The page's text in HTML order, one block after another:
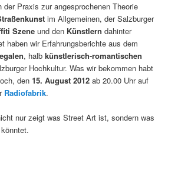
der Praxis zur angesprochenen Theorie
im Allgemeinen, der Salzburger
Szene und den Künstlern dahinter
haben wir Erfahrungsberichte aus dem
, halb künstlerisch-romantischen
Hochkultur. Was wir bekommen habt
den15. August 2012 ab 20.00 Uhr auf
Radiofabrik.
nur zeigt was Street Art ist, sondern was